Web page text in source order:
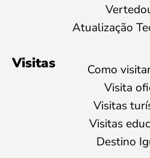
Atualização
Visitas
Como
Visita
Visitas
Visitas
Destino